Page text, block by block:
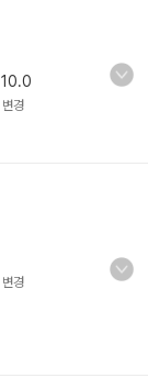
10.0
변경
변경